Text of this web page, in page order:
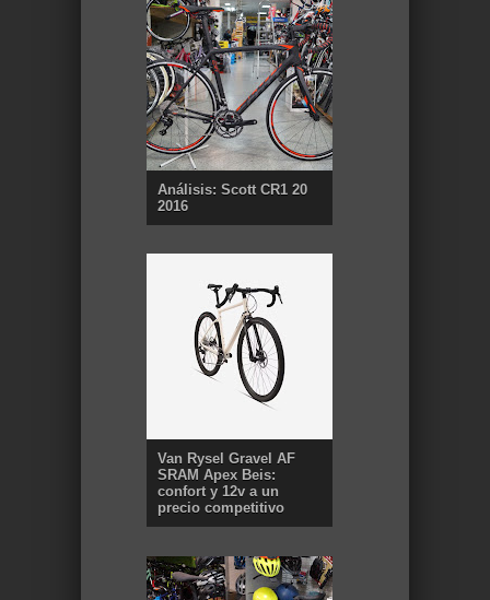
Análisis: Scott CR1 20
2016
Van Rysel Gravel AF
SRAM Apex Beis:
confort y 12v a un
precio competitivo